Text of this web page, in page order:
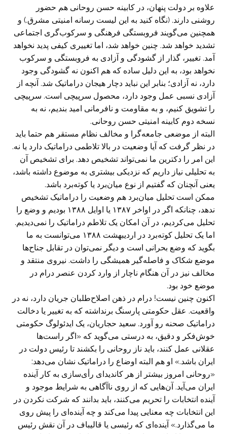
علاوه بر دولت پنهان، در کابینه حسن روحانی هم حضور
روشنی دارند. (نگاه کنید به این لیست رسانه امنیتی مشرق‌.) و
همچنین می‌گویند فروبستگی فرهنگی و سرکوب‌گری اجتماعی
تشدید خواهد شد. چنین خواهد شد، اما تغییری کیفی پدید نخواهد
آمد. تغییر، گذار از گشودگی و آزادی به فروبستگی و سرکوب
نخواهد بود، به این دلیل ساده که هم اکنون نه گشودگی وجود
دارد، نه آزادی؛ بنابر این نباید دچار هیجان دراماتیک شد. آنچه از
آزادی نسبی عمل وجود دارد، محصول سرپیچی است. سرپیچی
را تشویق کنیم، و به مقاومت و نافرمانی امید بندیم، نه به
نسخه دوم کابینه امنیتی حسن روحانی.
البته از موضعی جامعه‌گرا و مخالف نظام مستقر هم حتما باید
در نظر گرفت که آیا وضعیت در بالا تلاطمی دراماتیک دارد یا نه.
این امر را دکترین ما نمی‌تواند تشخیص دهد. برای تشخیص آن
به تحلیلی نیاز داریم که نزدیکی بیشتری به موضوع داشته باشد،
یعنی آنچنان که گفتیم از نوع میان‌برد یا کوته‌برد باشد.
ممکن است تحلیل میان‌برد هم وضعیت را دراماتیک تشخیص
ندهد، چنانکه اگر در اواخر ۱۳۸۷ یا اوایل ۱۳۸۸ بودیم و وضع را
تحلیل می‌‌کردیم، در آن امکان یک تلاطم دراماتیک را نمی‌دیدیم.
اما یک تحلیل کوته‌برد در اردیبهشت ۱۳۸۸ می‌توانست به ما
بگوید که وضع بحرانی است و دیگر نمی‌توان در تقابل جناح‌ها
موضع شکاک و فاصله‌گیر همیشگی را داشت. نیروی منتقد و
مخالف نیز در آن هنگام ناچار از وارد کردن عنصر درام در
موضع خود بود.
اکنون چنین نیست! درام در ذهن اصلاح‌طلبان جریان دارد، نه در
واقعیت. عقل حکومتی پارسنگ برنداشته که به تغییر یا دخالت
دراماتیک صحنه رو آورد. سعید حجاریان، یک ایدئولوگ حکومتی
خوش‌فکر و دقیق، به درستی می‌گوید که «اگر راست‌ها
عقلانی عمل کنند، باید ناز روحانی را بکشند تا رئیس دولت در
ایران باشد.» او هم البته اوضاع را دراماتیک نشان می‌دهد:
«روحانی امروز بیشتر از هر کاندیدای رأی‌سازی به کار آینده
ایران می‌آید. آن‌هایی که از روی ناآگاهی به شرایط موجود و
آینده انتخابات را تحریم می‌کنند، باید بدانند که شرکت نکردن در
این انتخابات‌ چه معنایی پیدا می‌کند و چه آینده‌ای را پیش روی
ما می‌گذارد.» آینده‌ای که رئیسی یا قالیباف در آن نقش رئیس